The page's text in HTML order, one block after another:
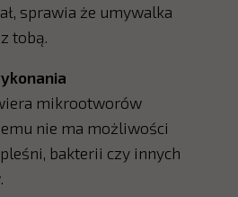
sprawia że umywalka
tobą.
mikrootworów
nie ma możliwości
bakterii czy innych